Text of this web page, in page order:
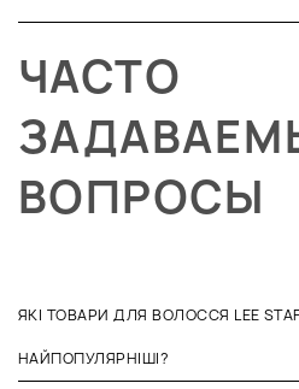
ЧАСТО
ВОПРОСЫ
ЯКІ ТОВАРИ ДЛЯ ВОЛОССЯ LEE
НАЙПОПУЛЯРНІШІ?